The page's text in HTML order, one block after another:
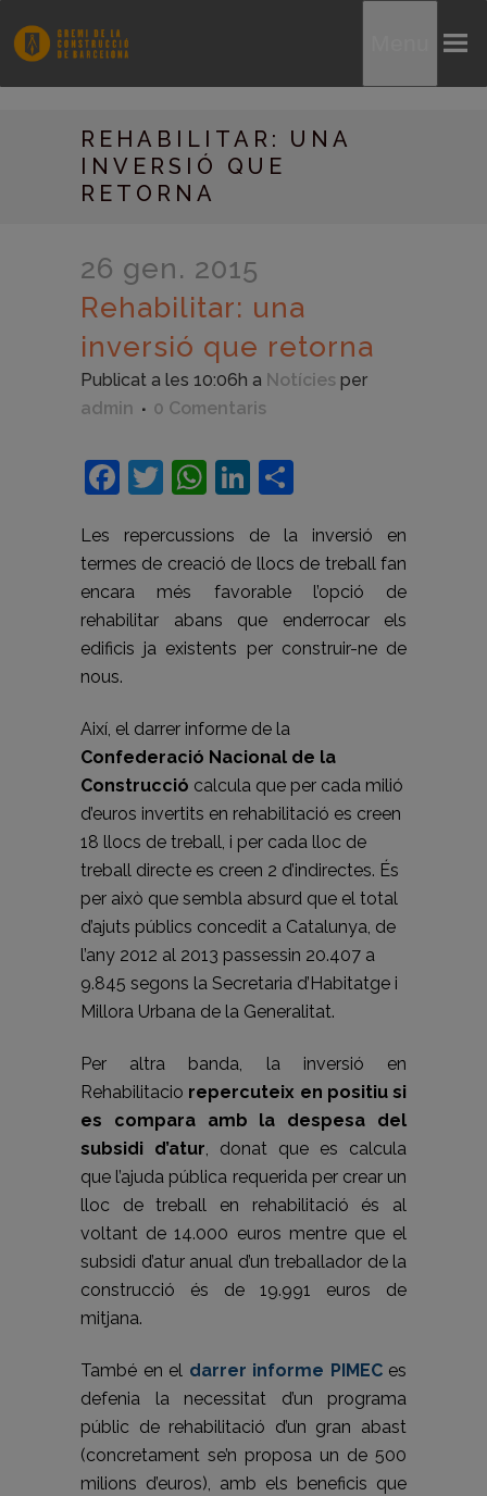
REHABILITAR: UNA
INVERSIÓ QUE
RETORNA
26 gen. 2015
Rehabilitar: una
inversió que retorna
Publicat a les 10:06h a Notícies per
admin
0 Comentaris
Facebook
Twitter
WhatsApp
LinkedIn
Les repercussions de la inversió en
termes de creació de llocs de treball fan
encara més favorable l’opció de
rehabilitar abans que enderrocar els
edificis ja existents per construir-ne de
nous.
Així, el darrer informe de la
Confederació Nacional de la
Construcció calcula que per cada milió
d’euros invertits en rehabilitació es creen
18 llocs de treball, i per cada lloc de
treball directe es creen 2 d’indirectes. És
per això que sembla absurd que el total
d’ajuts públics concedit a Catalunya, de
l’any 2012 al 2013 passessin 20.407 a
9.845 segons la Secretaria d’Habitatge i
Millora Urbana de la Generalitat.
Per altra banda, la inversió en
Rehabilitacio repercuteix en positiu si
es compara amb la despesa del
subsidi d’atur, donat que es calcula
que l’ajuda pública requerida per crear un
lloc de treball en rehabilitació és al
voltant de 14.000 euros mentre que el
subsidi d’atur anual d’un treballador de la
construcció és de 19.991 euros de
mitjana.
També en el darrer informe PIMECes
defenia la necessitat d’un programa
públic de rehabilitació d’un gran abast
(concretament se’n proposa un de 500
milions d’euros), amb els beneficis que